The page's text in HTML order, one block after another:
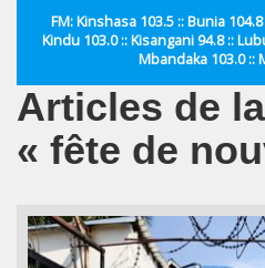
FM: Kinshasa 103.5 :: Bunia
Kindu 103.0 :: Kisangani 94.8 ::
Mbandaka 103.0 ::
Articles de
« fête de